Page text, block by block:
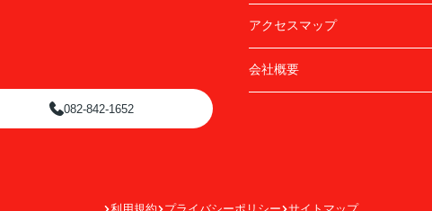
082-842-1652
アクセスマップ
会社概要